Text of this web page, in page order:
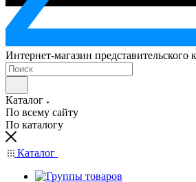
Интернет-магазин представительского
Каталог
По всему сайту
По каталогу
Каталог